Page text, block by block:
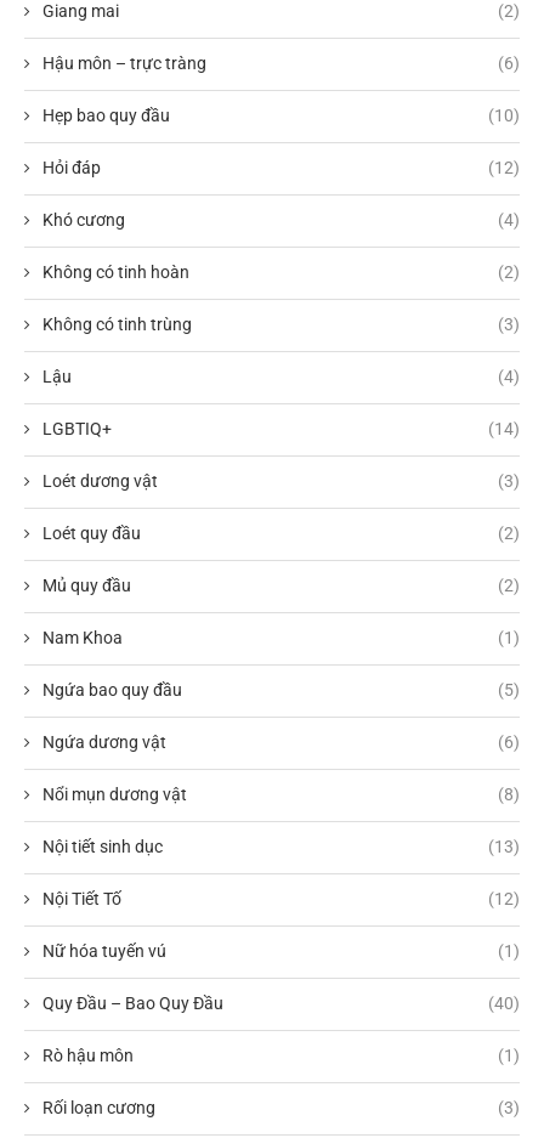
Giang mai (2)
Hậu môn – trực tràng (6)
Hẹp bao quy đầu (10)
Hỏi đáp (12)
Khó cương (4)
Không có tinh hoàn (2)
Không có tinh trùng (3)
Lậu (4)
LGBTIQ+ (14)
Loét dương vật (3)
Loét quy đầu (2)
Mủ quy đầu (2)
Nam Khoa (1)
Ngứa bao quy đầu (5)
Ngứa dương vật (6)
Nổi mụn dương vật (8)
Nội tiết sinh dục (13)
Nội Tiết Tố (12)
Nữ hóa tuyến vú (1)
Quy Đầu – Bao Quy Đầu (40)
Rò hậu môn (1)
Rối loạn cương (3)